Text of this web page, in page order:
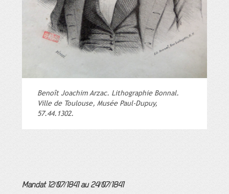
Benoît Joachim Arzac. Lithographie Bonnal.
Ville de Toulouse, Musée Paul-Dupuy,
57.44.1302.
Mandat 12/07/1841 au 24/07/1841